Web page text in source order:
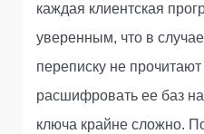
каждая клиентская
уверенным, что в
переписку не
расшифровать ее баз
ключа крайне сложно.